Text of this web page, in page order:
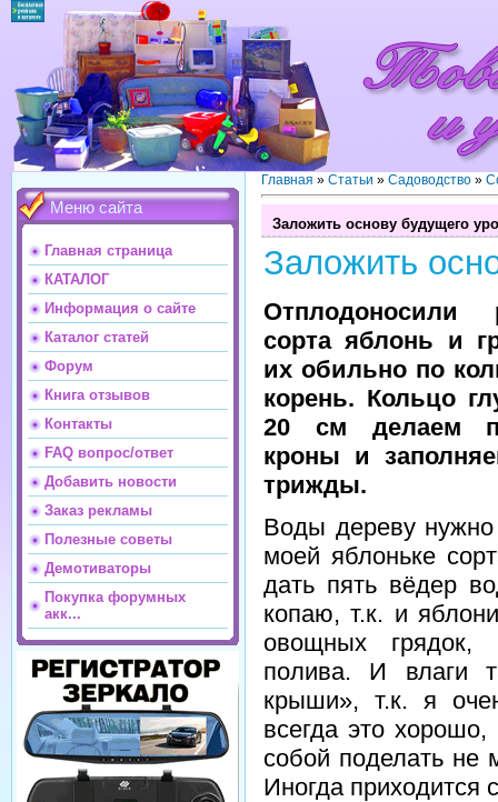
Меню сайта
Главная страница
КАТАЛОГ
Информация о сайте
Каталог статей
Форум
Книга отзывов
Контакты
FAQ вопрос/ответ
Добавить новости
Заказ рекламы
Полезные советы
Демотиваторы
Покупка форумных
акк...
Главная » Статьи » Садоводство »
Заложить основу будущего
Заложить
Отплодоносили
сорта яблонь и
их обильно по
корень. Кольцо
20 см делаем
кроны и
трижды.
Воды дереву нужно
моей яблоньке
дать пять вёдер
копаю, т.к. и
овощных грядок,
полива. И влаги
крыши», т.к. я
всегда это
собой поделать не
Иногда приходится